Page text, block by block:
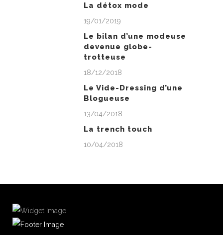
La détox mode
19/01/2019
Le bilan d’une modeuse
devenue globe-
trotteuse
18/12/2018
Le Vide-Dressing d’une
Blogueuse
13/04/2018
La trench touch
10/04/2018